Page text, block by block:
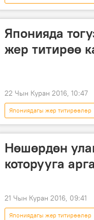
Япония
жер титирөө
Японияда
жер титирөө
22 Чын Куран 2016, 10:47
Япониядагы жер титирөөлөр
жер титирөө
Нөшөрдөн
которууга
21 Чын Куран 2016, 09:41
Япониядагы жер титирөөлөр